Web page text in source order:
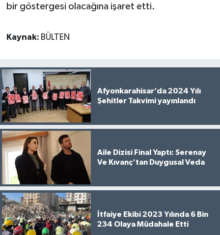
bir göstergesi olacağına işaret etti.
Kaynak: BÜLTEN
Afyonkarahisar’da 2024 Yılı
Şehitler Takvimi yayınlandı
Aile Dizisi Final Yaptı: Serenay
Ve Kıvanç'tan Duygusal Veda
İtfaiye Ekibi 2023 Yılında 6 Bin
234 Olaya Müdahale Etti